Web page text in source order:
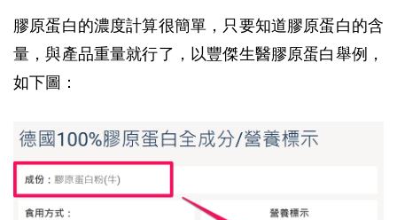
膠原蛋白的濃度計算很簡單，只要知道膠原蛋白的含
量，與產品重量就行了，以豐傑生醫膠原蛋白舉例，
如下圖：